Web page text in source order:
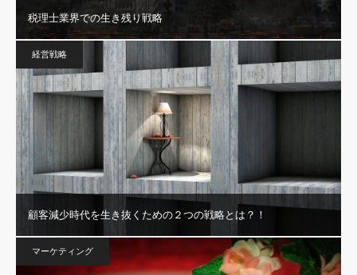
税理士業界での生き残り戦略
経営戦略
顧客減少時代を生き抜くための２つの戦略とは？！
マーケティング